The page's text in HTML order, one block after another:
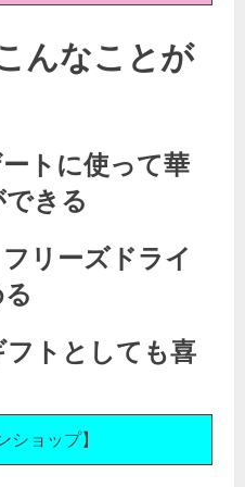
んなことが
トに使って華
きる
リーズドライ
トとしても喜
ショップ】